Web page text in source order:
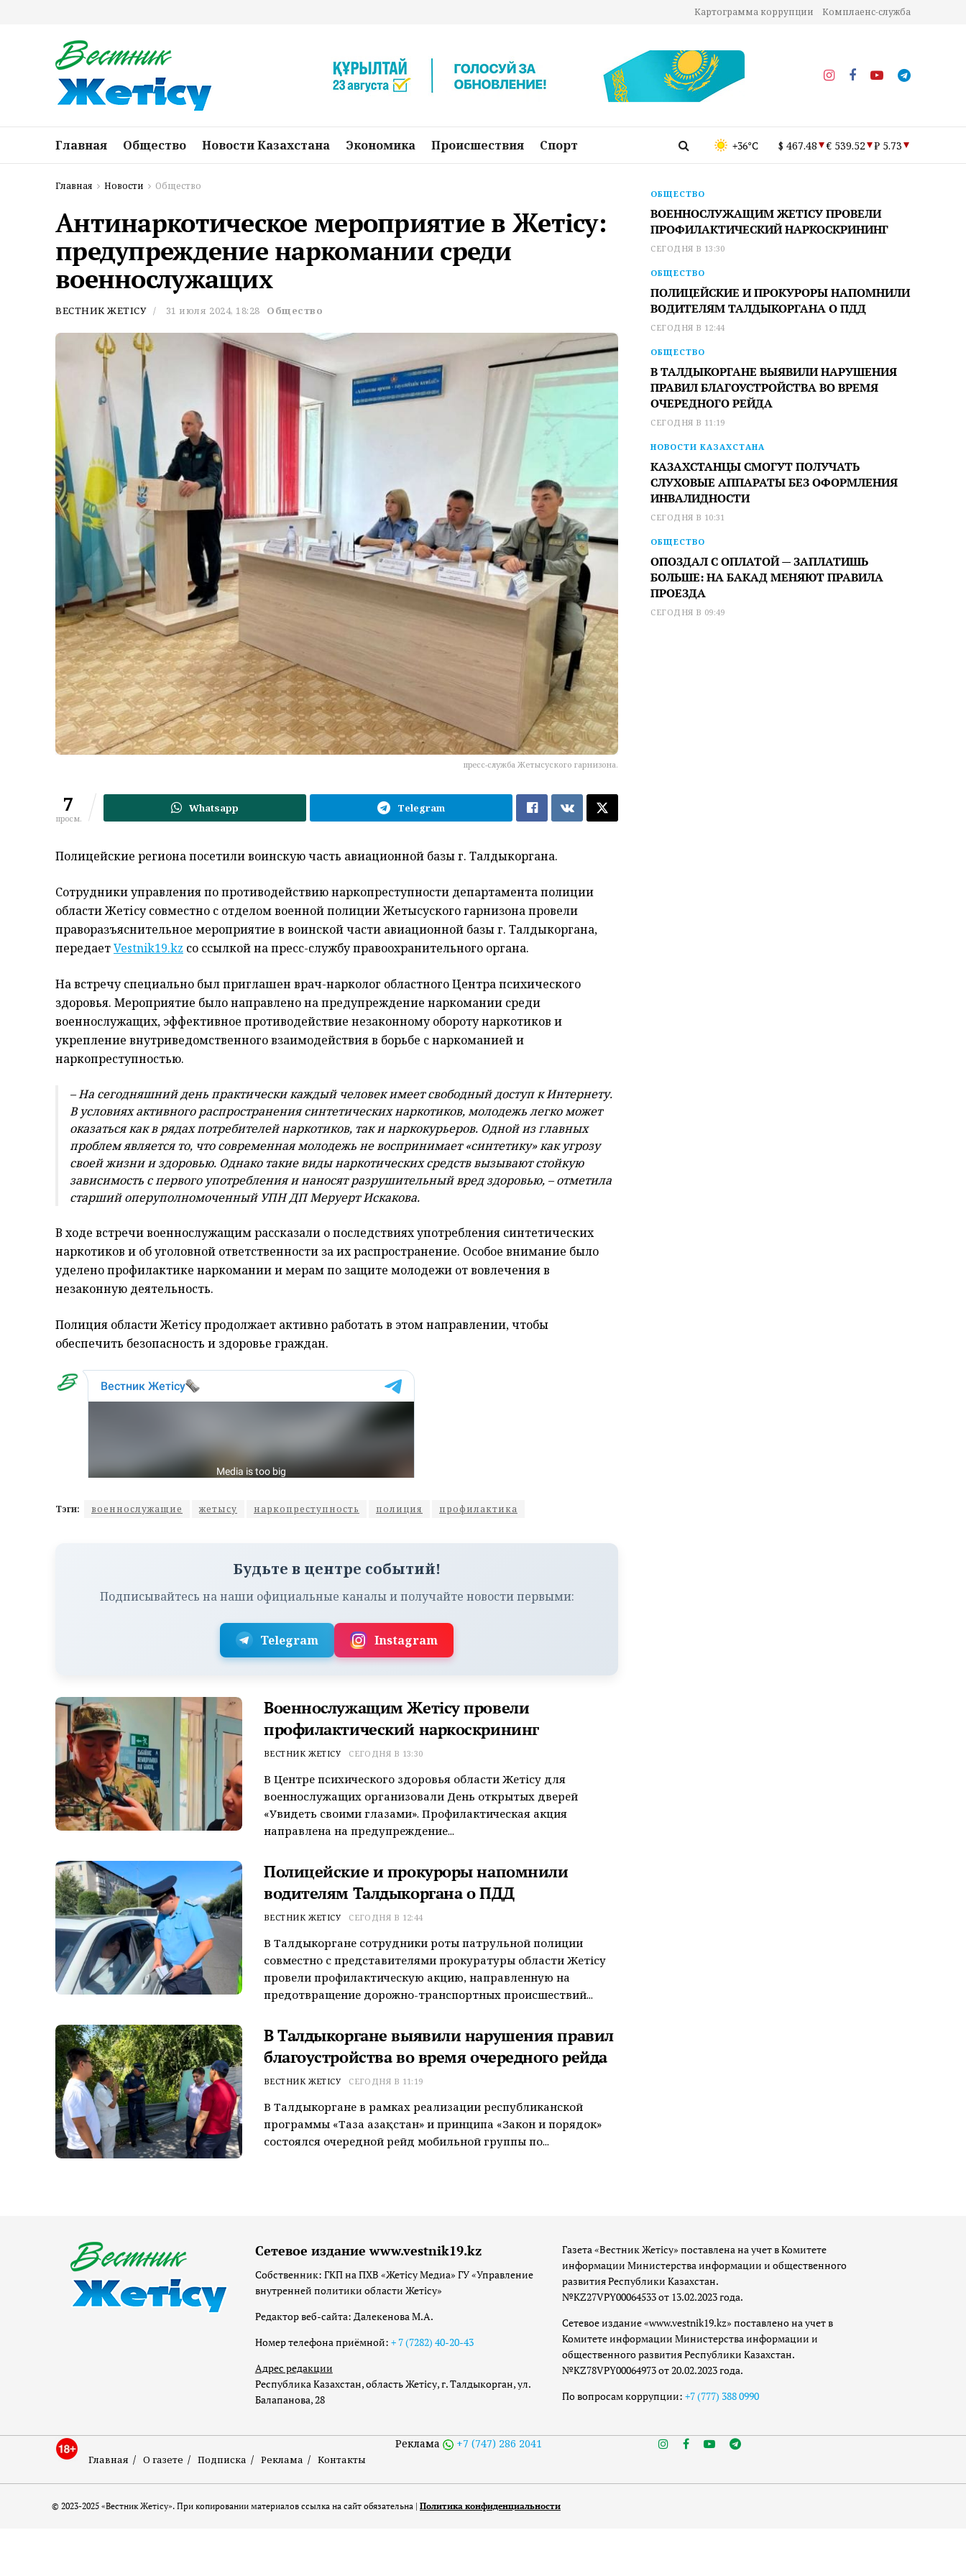
Картограмма коррупции Комплаенс-служба
Главная Общество Новости Казахстана Экономика Происшествия Спорт +36°C $ 467.48 € 539.52 ₽ 5.73
Главная Новости Общество
Антинаркотическое мероприятие в Жетісу:
предупреждение наркомании среди
военнослужащих
ВЕСТНИК ЖЕТІСУ 31 июля 2024, 18:28 Общество
пресс-служба Жетысуского гарнизона.
7
просм.
Whatsapp Telegram
Полицейские региона посетили воинскую часть авиационной базы г. Талдыкоргана.
Сотрудники управления по противодействию наркопреступности департамента полиции
области Жетісу совместно с отделом военной полиции Жетысуского гарнизона провели
праворазъяснительное мероприятие в воинской части авиационной базы г. Талдыкоргана,
передаетVestnik19.kz со ссылкой на пресс-службу правоохранительного органа.
На встречу специально был приглашен врач-нарколог областного Центра психического
здоровья. Мероприятие было направлено на предупреждение наркомании среди
военнослужащих, эффективное противодействие незаконному обороту наркотиков и
укрепление внутриведомственного взаимодействия в борьбе с наркоманией и
наркопреступностью.
– На сегодняшний день практически каждый человек имеет свободный доступ к Интернету.
В условиях активного распространения синтетических наркотиков, молодежь легко может
оказаться как в рядах потребителей наркотиков, так и наркокурьеров. Одной из главных
проблем является то, что современная молодежь не воспринимает «синтетику» как угрозу
своей жизни и здоровью. Однако такие виды наркотических средств вызывают стойкую
зависимость с первого употребления и наносят разрушительный вред здоровью, – отметила
старший оперуполномоченный УПН ДП Меруерт Искакова.
В ходе встречи военнослужащим рассказали о последствиях употребления синтетических
наркотиков и об уголовной ответственности за их распространение. Особое внимание было
уделено профилактике наркомании и мерам по защите молодежи от вовлечения в
незаконную деятельность.
Полиция области Жетісу продолжает активно работать в этом направлении, чтобы
обеспечить безопасность и здоровье граждан.
Тэги: военнослужащие жетысу наркопреступность полиция профилактика
Будьте в центре событий!
Подписывайтесь на наши официальные каналы и получайте новости первыми:
Telegram Instagram
Военнослужащим Жетісу провели
профилактический наркоскрининг
ВЕСТНИК ЖЕТІСУ СЕГОДНЯ В 13:30
В Центре психического здоровья области Жетісу для
военнослужащих организовали День открытых дверей
«Увидеть своими глазами». Профилактическая акция
направлена на предупреждение...
Полицейские и прокуроры напомнили
водителям Талдыкоргана о ПДД
ВЕСТНИК ЖЕТІСУ СЕГОДНЯ В 12:44
В Талдыкоргане сотрудники роты патрульной полиции
совместно с представителями прокуратуры области Жетісу
провели профилактическую акцию, направленную на
предотвращение дорожно-транспортных происшествий...
В Талдыкоргане выявили нарушения правил
благоустройства во время очередного рейда
ВЕСТНИК ЖЕТІСУ СЕГОДНЯ В 11:19
В Талдыкоргане в рамках реализации республиканской
программы «Таза Қазақстан» и принципа «Закон и порядок»
состоялся очередной рейд мобильной группы по...
ОБЩЕСТВО
ВОЕННОСЛУЖАЩИМ ЖЕТІСУ ПРОВЕЛИ
ПРОФИЛАКТИЧЕСКИЙ НАРКОСКРИНИНГ
СЕГОДНЯ В 13:30
ОБЩЕСТВО
ПОЛИЦЕЙСКИЕ И ПРОКУРОРЫ НАПОМНИЛИ
ВОДИТЕЛЯМ ТАЛДЫКОРГАНА О ПДД
СЕГОДНЯ В 12:44
ОБЩЕСТВО
В ТАЛДЫКОРГАНЕ ВЫЯВИЛИ НАРУШЕНИЯ
ПРАВИЛ БЛАГОУСТРОЙСТВА ВО ВРЕМЯ
ОЧЕРЕДНОГО РЕЙДА
СЕГОДНЯ В 11:19
НОВОСТИ КАЗАХСТАНА
КАЗАХСТАНЦЫ СМОГУТ ПОЛУЧАТЬ
СЛУХОВЫЕ АППАРАТЫ БЕЗ ОФОРМЛЕНИЯ
ИНВАЛИДНОСТИ
СЕГОДНЯ В 10:31
ОБЩЕСТВО
ОПОЗДАЛ С ОПЛАТОЙ — ЗАПЛАТИШЬ
БОЛЬШЕ: НА БАКАД МЕНЯЮТ ПРАВИЛА
ПРОЕЗДА
СЕГОДНЯ В 09:49
Сетевое издание www.vestnik19.kz
Собственник: ГКП на ПХВ «Жетісу Медиа» ГУ «Управление
внутренней политики области Жетісу»
Редактор веб-сайта: Далекенова М.А.
Номер телефона приёмной: + 7 (7282) 40-20-43
Адрес редакции
Республика Казахстан, область Жетісу, г. Талдыкорган, ул.
Балапанова, 28
Газета «Вестник Жетісу» поставлена на учет в Комитете
информации Министерства информации и общественного
развития Республики Казахстан.
№KZ27VPY00064533 от 13.02.2023 года.
Сетевое издание «www.vestnik19.kz» поставлено на учет в
Комитете информации Министерства информации и
общественного развития Республики Казахстан.
№KZ78VPY00064973 от 20.02.2023 года.
По вопросам коррупции: +7 (777) 388 0990
Главная О газете Подписка Реклама Контакты
Реклама +7 (747) 286 2041
© 2023-2025 «Вестник Жетісу». При копировании материалов ссылка на сайт обязательна | Политика конфиденциальности